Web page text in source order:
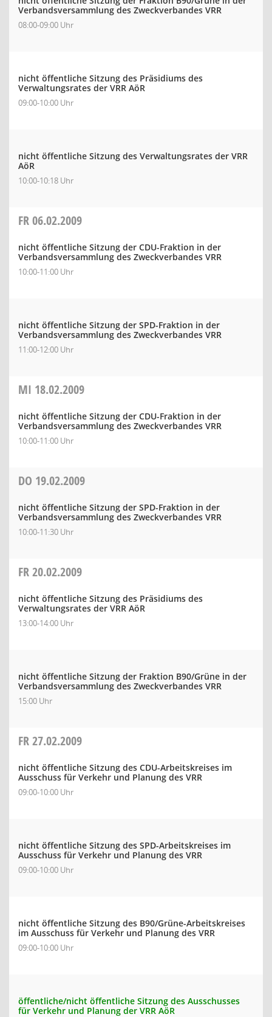
Verbandsversammlung des Zweckverbandes VRR
08:00-09:00 Uhr
nicht öffentliche Sitzung des Präsidiums des
Verwaltungsrates der VRR AöR
09:00-10:00 Uhr
nicht öffentliche Sitzung des Verwaltungsrates der VRR
AöR
10:00-10:18 Uhr
FR06.02.2009
nicht öffentliche Sitzung der CDU-Fraktion in der
Verbandsversammlung des Zweckverbandes VRR
10:00-11:00 Uhr
nicht öffentliche Sitzung der SPD-Fraktion in der
Verbandsversammlung des Zweckverbandes VRR
11:00-12:00 Uhr
MI 18.02.2009
nicht öffentliche Sitzung der CDU-Fraktion in der
Verbandsversammlung des Zweckverbandes VRR
10:00-11:00 Uhr
DO 19.02.2009
nicht öffentliche Sitzung der SPD-Fraktion in der
Verbandsversammlung des Zweckverbandes VRR
10:00-11:30 Uhr
FR20.02.2009
nicht öffentliche Sitzung des Präsidiums des
Verwaltungsrates der VRR AöR
13:00-14:00 Uhr
nicht öffentliche Sitzung der Fraktion B90/Grüne in der
Verbandsversammlung des Zweckverbandes VRR
15:00 Uhr
FR27.02.2009
nicht öffentliche Sitzung des CDU-Arbeitskreises im
Ausschuss für Verkehr und Planung des VRR
09:00-10:00 Uhr
nicht öffentliche Sitzung des SPD-Arbeitskreises im
Ausschuss für Verkehr und Planung des VRR
09:00-10:00 Uhr
nicht öffentliche Sitzung des B90/Grüne-Arbeitskreises
im Ausschuss für Verkehr und Planung des VRR
09:00-10:00 Uhr
öffentliche/nicht öffentliche Sitzung des Ausschusses
für Verkehr und Planung der VRR AöR